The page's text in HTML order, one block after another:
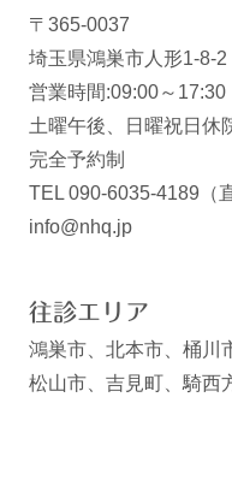
〒365-0037
埼玉県鴻巣市人形1-8-2
営業時間:09:00～17:30
土曜午後、日曜祝日休
完全予約制
TEL 090-6035-4189（
info@nhq.jp
往診エリア
鴻巣市、北本市、桶川
松山市、吉見町、騎西